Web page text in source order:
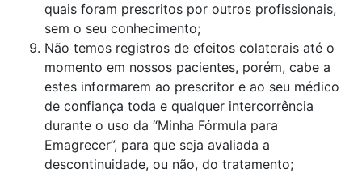
quais foram prescritos por outros profissionais,
sem o seu conhecimento;
Não temos registros de efeitos colaterais até o
momento em nossos pacientes, porém, cabe a
estes informarem ao prescritor e ao seu médico
de confiança toda e qualquer intercorrência
durante o uso da “Minha Fórmula para
Emagrecer”, para que seja avaliada a
descontinuidade, ou não, do tratamento;